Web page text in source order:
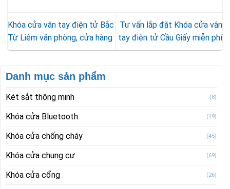
Khóa cửa vân tay điện tử Bắc
Từ Liêm văn phòng, cửa hàng
Tư vấn lắp đặt Khóa cửa vân
tay điện tử Cầu Giấy miễn phí
Danh mục sản phẩm
Két sắt thông minh (8)
Khóa cửa Bluetooth (19)
Khóa cửa chống cháy (45)
Khóa cửa chung cư (69)
Khóa cửa cổng (26)